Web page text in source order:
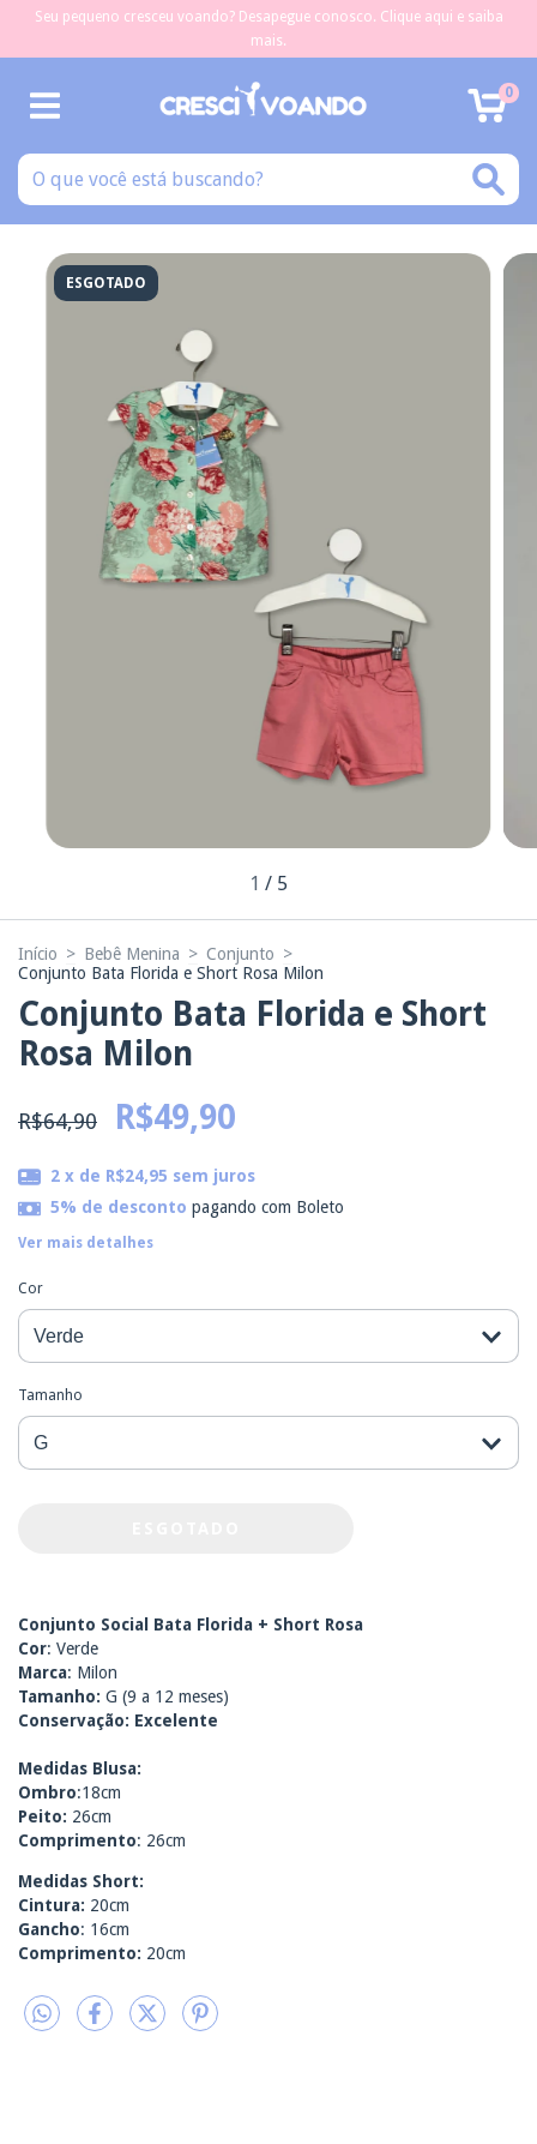
Seu pequeno cresceu voando? Desapegue conosco. Clique aqui e saiba
mais.
0
ESGOTADO
1 / 5
Início > Bebê Menina > Conjunto >
Conjunto Bata Florida e Short Rosa Milon
Conjunto Bata Florida e Short
Rosa Milon
R$64,90 R$49,90
2 x de R$24,95 sem juros
5% de desconto pagando com Boleto
Ver mais detalhes
Cor
Tamanho
Conjunto Social Bata Florida + Short Rosa
Cor: Verde
Marca: Milon
Tamanho: G (9 a 12 meses)
Conservação: Excelente
Medidas Blusa:
Ombro:18cm
Peito: 26cm
Comprimento: 26cm
Medidas Short:
Cintura: 20cm
Gancho: 16cm
Comprimento: 20cm